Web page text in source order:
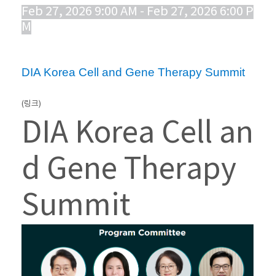
Feb 27, 2026 9:00 AM - Feb 27, 2026 6:00 P
M
DIA Korea Cell and Gene Therapy Summit
(링크)
DIA Korea Cell an
d Gene Therapy
Summit